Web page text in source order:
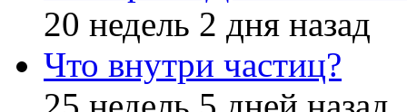
20 недель 2 дня назад
Что внутри частиц?